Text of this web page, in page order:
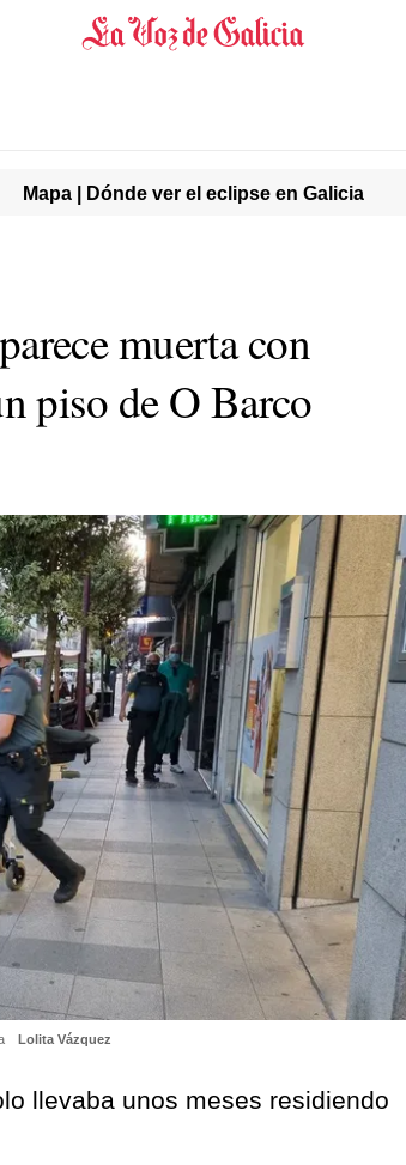
Mapa | Dónde ver el eclipse en Galicia
muerta con
piso de O Barco
Lolita Vázquez
llevaba unos meses residiendo